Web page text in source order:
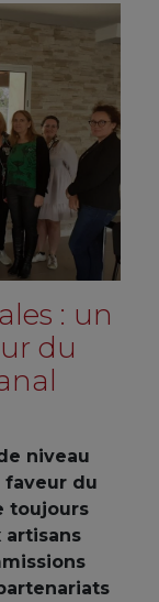
: un
du
niveau
faveur du
toujours
artisans